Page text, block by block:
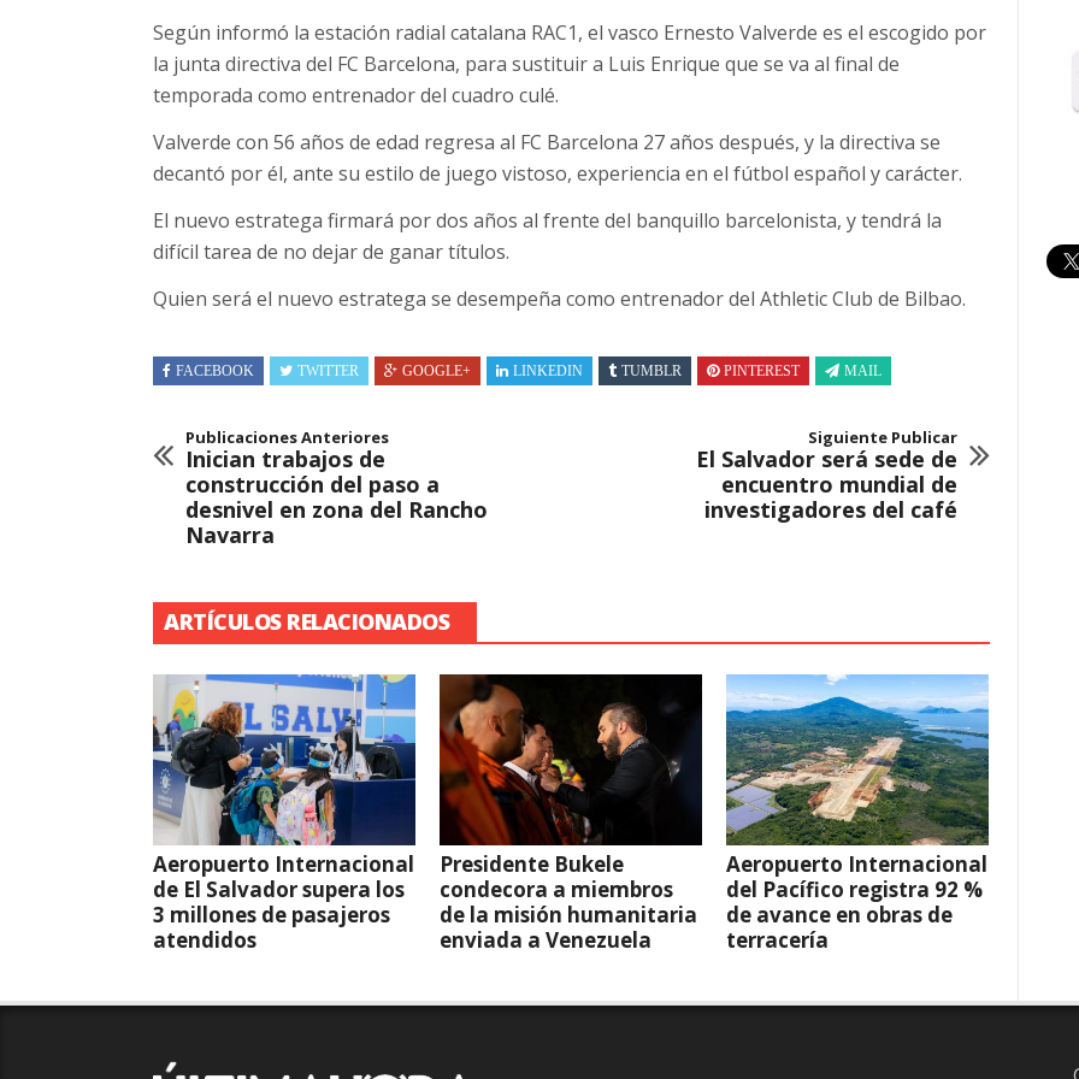
Según informó la estación radial catalana RAC1, el vasco Ernesto Valverde es el escogido por
la junta directiva del FC Barcelona, para sustituir a Luis Enrique que se va al final de
temporada como entrenador del cuadro culé.
Valverde con 56 años de edad regresa al FC Barcelona 27 años después, y la directiva se
decantó por él, ante su estilo de juego vistoso, experiencia en el fútbol español y carácter.
El nuevo estratega firmará por dos años al frente del banquillo barcelonista, y tendrá la
difícil tarea de no dejar de ganar títulos.
Quien será el nuevo estratega se desempeña como entrenador del Athletic Club de Bilbao.
FACEBOOK TWITTER GOOGLE+ LINKEDIN TUMBLR PINTEREST MAIL
Publicaciones Anteriores
Inician trabajos de
construcción del paso a
desnivel en zona del Rancho
Navarra
Siguiente Publicar
El Salvador será sede de
encuentro mundial de
investigadores del café
ARTÍCULOS RELACIONADOS
Aeropuerto Internacional
de El Salvador supera los
3 millones de pasajeros
atendidos
Presidente Bukele
condecora a miembros
de la misión humanitaria
enviada a Venezuela
Aeropuerto Internacional
del Pacífico registra 92 %
de avance en obras de
terracería